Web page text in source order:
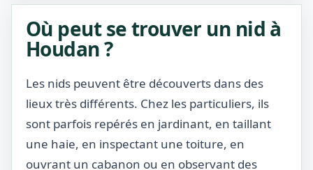
Où peut se trouver un nid à
Houdan ?
Les nids peuvent être découverts dans des
lieux très différents. Chez les particuliers, ils
sont parfois repérés en jardinant, en taillant
une haie, en inspectant une toiture, en
ouvrant un cabanon ou en observant des